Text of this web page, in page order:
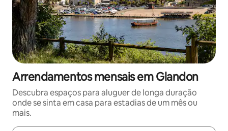
Arrendamentos mensais em Glandon
Descubra espaços para aluguer de longa duração
onde se sinta em casa para estadias de um mês ou
mais.